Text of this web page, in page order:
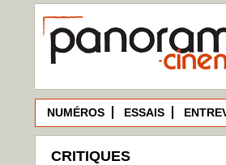
NUMÉROS ESSAIS
CRITIQUES